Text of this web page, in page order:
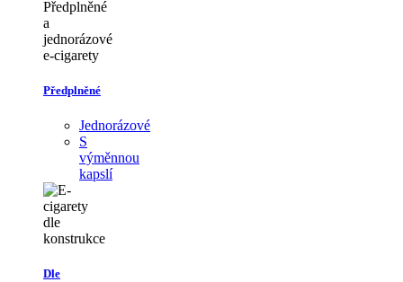
Předplněné
Jednorázové
S
výměnnou
kapslí
Dle